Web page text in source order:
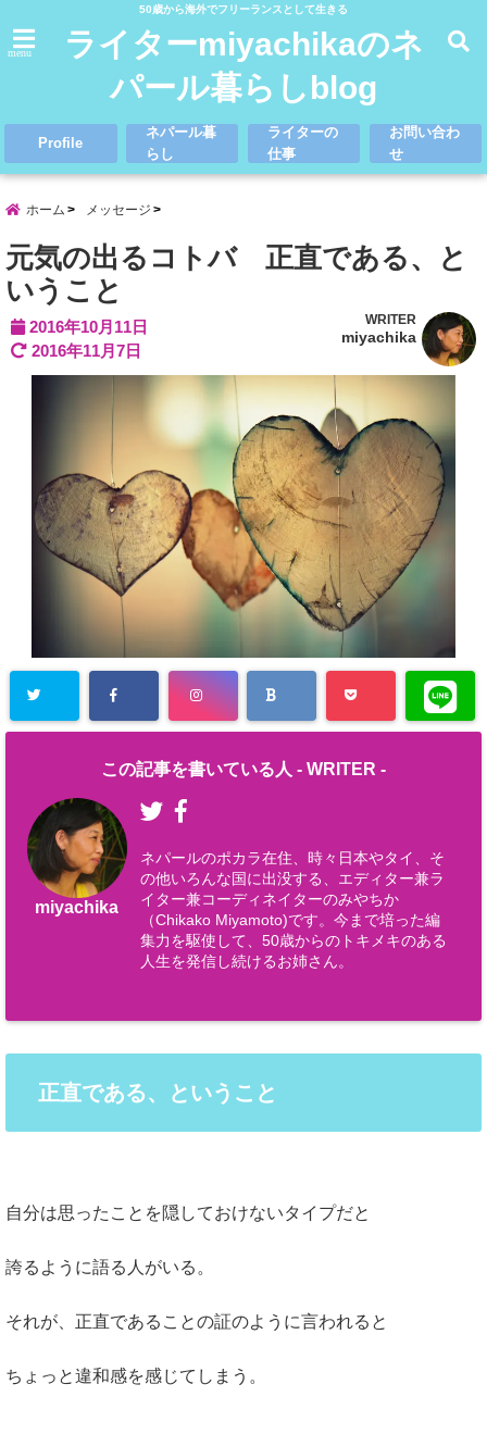
50歳から海外でフリーランスとして生きる
menu
ライターmiyachikaのネ
パール暮らしblog
Profile
ネパール暮
らし
ライターの
仕事
お問い合わ
せ
ホーム メッセージ
元気の出るコトバ 正直である、と
いうこと
2016年10月11日
2016年11月7日
WRITER
miyachika
この記事を書いている人 - WRITER -
miyachika
ネパールのポカラ在住、時々日本やタイ、そ
の他いろんな国に出没する、エディター兼ラ
イター兼コーディネイターのみやちか
（Chikako Miyamoto)です。今まで培った編
集力を駆使して、50歳からのトキメキのある
人生を発信し続けるお姉さん。
正直である、ということ
自分は思ったことを隠しておけないタイプだと
誇るように語る人がいる。
それが、正直であることの証のように言われると
ちょっと違和感を感じてしまう。